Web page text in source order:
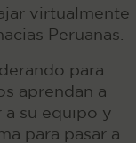
virtualmente
Peruanas.
para
aprendan a
a su equipo y
para pasar a